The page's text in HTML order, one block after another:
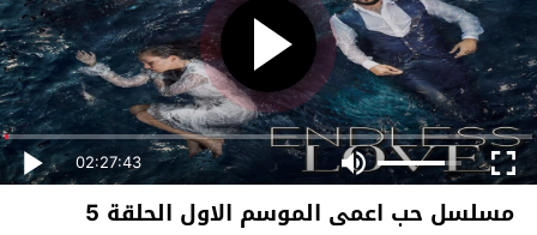
02:27:43
مسلسل حب اعمى الموسم الاول الحلقة 5